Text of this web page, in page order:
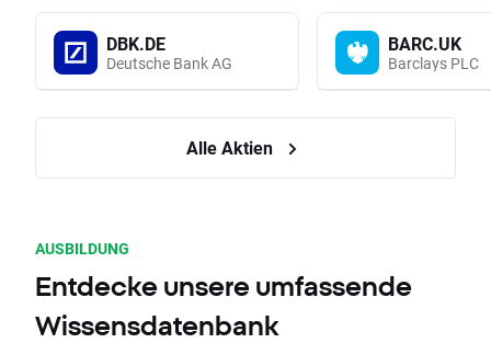
DBK.DE
Deutsche Bank AG
BARC.UK
Barclays PLC
Alle Aktien
AUSBILDUNG
Entdecke unsere umfassende
Wissensdatenbank